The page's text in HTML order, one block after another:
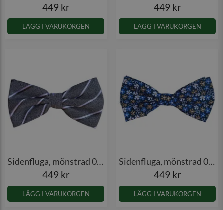
449 kr
LÄGG I VARUKORGEN
449 kr
LÄGG I VARUKORGEN
Sidenfluga, mönstrad 008
449 kr
LÄGG I VARUKORGEN
Sidenfluga, mönstrad 009
449 kr
LÄGG I VARUKORGEN